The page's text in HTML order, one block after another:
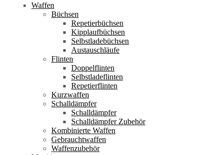
Waffen
Büchsen
Repetierbüchsen
Kipplaufbüchsen
Selbstladebüchsen
Austauschläufe
Flinten
Doppelflinten
Selbstladeflinten
Repetierflinten
Kurzwaffen
Schalldämpfer
Schalldämpfer
Schalldämpfer Zubehör
Kombinierte Waffen
Gebrauchtwaffen
Waffenzubehör